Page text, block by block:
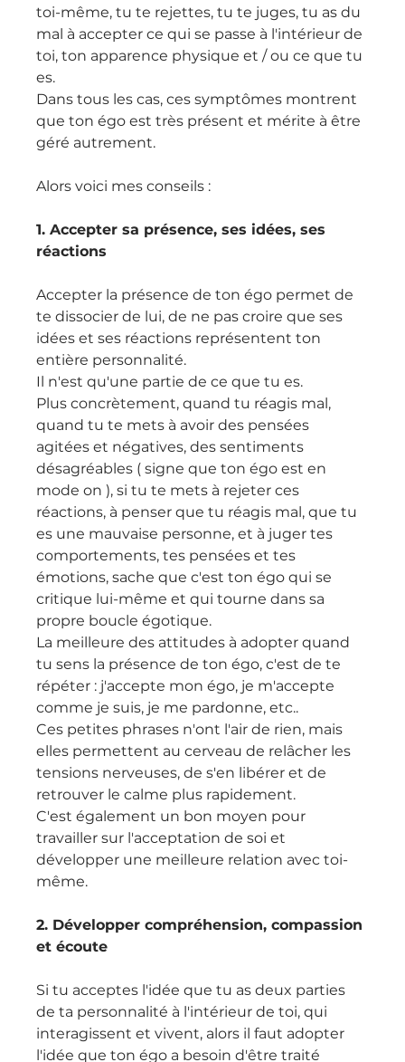
toi-même, tu te rejettes, tu te juges, tu as du
mal à accepter ce qui se passe à l'intérieur de
toi, ton apparence physique et / ou ce que tu
es.
Dans tous les cas, ces symptômes montrent
que ton égo est très présent et mérite à être
géré autrement.
Alors voici mes conseils :
1. Accepter sa présence, ses idées, ses
réactions
Accepter la présence de ton égo permet de
te dissocier de lui, de ne pas croire que ses
idées et ses réactions représentent ton
entière personnalité.
Il n'est qu'une partie de ce que tu es.
Plus concrètement, quand tu réagis mal,
quand tu te mets à avoir des pensées
agitées et négatives, des sentiments
désagréables ( signe que ton égo est en
mode on ), si tu te mets à rejeter ces
réactions, à penser que tu réagis mal, que tu
es une mauvaise personne, et à juger tes
comportements, tes pensées et tes
émotions, sache que c'est ton égo qui se
critique lui-même et qui tourne dans sa
propre boucle égotique.
La meilleure des attitudes à adopter quand
tu sens la présence de ton égo, c'est de te
répéter : j'accepte mon égo, je m'accepte
comme je suis, je me pardonne, etc..
Ces petites phrases n'ont l'air de rien, mais
elles permettent au cerveau de relâcher les
tensions nerveuses, de s'en libérer et de
retrouver le calme plus rapidement.
C'est également un bon moyen pour
travailler sur l'acceptation de soi et
développer une meilleure relation avec toi-
même.
2. Développer compréhension, compassion
et écoute
Si tu acceptes l'idée que tu as deux parties
de ta personnalité à l'intérieur de toi, qui
interagissent et vivent, alors il faut adopter
l'idée que ton égo a besoin d'être traité